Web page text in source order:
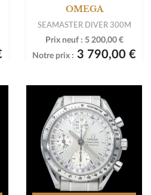
OMEGA
SEAMASTER DIVER 300M
Prix neuf : 5 200,00 €
Notre prix : 3 790,00 €